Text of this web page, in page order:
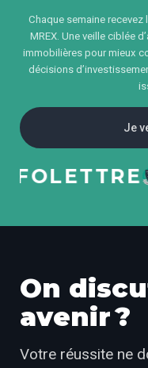
Chaque semaine
MREX. Une veille ciblée
immobilières pour mieux
décisions
Je
On
avenir ?
Votre réussite ne